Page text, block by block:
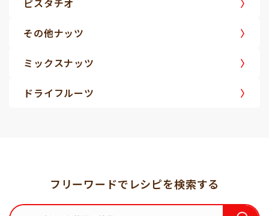
ピスタチオ
その他ナッツ
ミックスナッツ
ドライフルーツ
フリーワードでレシピを検索する